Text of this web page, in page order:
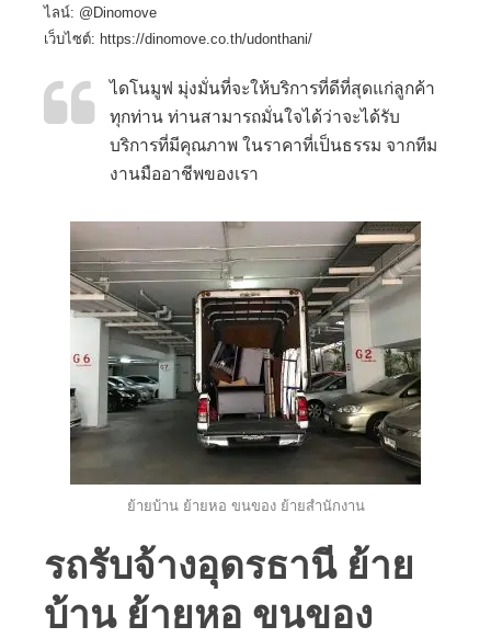
ไลน์: @Dinomove
เว็บไซต์: https://dinomove.co.th/udonthani/
ไดโนมูฟ มุ่งมั่นที่จะให้บริการที่ดีที่สุดแก่ลูกค้า
ทุกท่าน ท่านสามารถมั่นใจได้ว่าจะได้รับ
บริการที่มีคุณภาพ ในราคาที่เป็นธรรม จากทีม
งานมืออาชีพของเรา
ย้ายบ้าน ย้ายหอ ขนของ ย้ายสำนักงาน
รถรับจ้างอุดรธานี ย้าย
บ้าน ย้ายหอ ขนของ